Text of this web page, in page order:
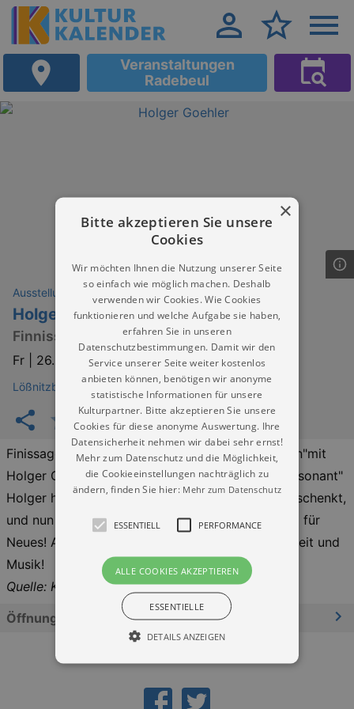
Veranstaltungen
Radebeul
Ausstellungen
Holger Göhler Fotografie
Finnissage
Fr | 26.06.2026 | 19:00
Lößnitzbar Radebeul
Finissage der Fotoausstellung "Licht und schatten"mit
Holger Goehler und Olaf und Valeriya - Duo "Konsonant"
Holger hat uns diese wunderbare Ausstellung geschenkt,
und nun nimmt er sie wieder mit und macht Platz für
Neues! Aber er verabschiedet sich mit Anwesenheit und
Musik!
Quelle: Kulturkalender Dresden
Öffnungszeiten
×
Bitte akzeptieren Sie unsere
Cookies
Wir möchten Ihnen die Nutzung unserer Seite
so einfach wie möglich machen. Deshalb
verwenden wir Cookies. Wie Cookies
funktionieren und welche Aufgabe sie haben,
erfahren Sie in unseren
Datenschutzbestimmungen. Damit wir den
Service unserer Seite weiter kostenlos
anbieten können, benötigen wir anonyme
statistische Informationen für unsere
Kulturpartner. Bitte akzeptieren Sie unsere
Cookies für diese anonyme Auswertung. Ihre
Datensicherheit nehmen wir dabei sehr ernst!
Mehr zum Datenschutz und die Möglichkeit,
die Cookieeinstellungen nachträglich zu
ändern, finden Sie hier: Mehr zum Datenschutz
ESSENTIELL PERFORMANCE
ALLE COOKIES AKZEPTIEREN
ESSENTIELLE
DETAILS ANZEIGEN
Performance